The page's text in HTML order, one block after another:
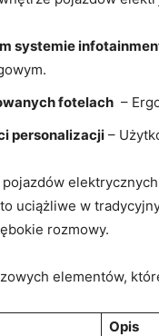
​systemie
‍fotelach
–
personalizacji –
uciążliwe w⁤
rozmowy.
elementów,‌
Opis